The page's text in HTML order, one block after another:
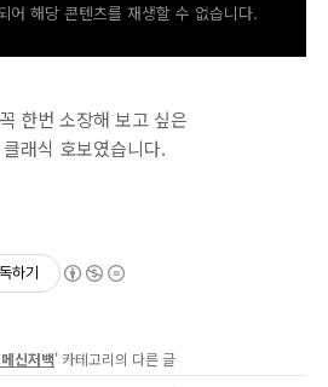
어 해당 콘텐츠를 재생할 수 없습니다.
한번 소장해 보고 싶은
래식 호보였습니다.
하기
신저백' 카테고리의 다른 글